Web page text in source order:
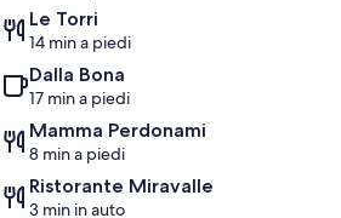
Le Torri
14 min a piedi
Dalla Bona
17 min a piedi
Mamma Perdonami
8 min a piedi
Ristorante Miravalle
3 min in auto